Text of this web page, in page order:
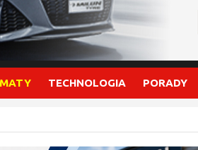
TECHNOLOGIA PORADY